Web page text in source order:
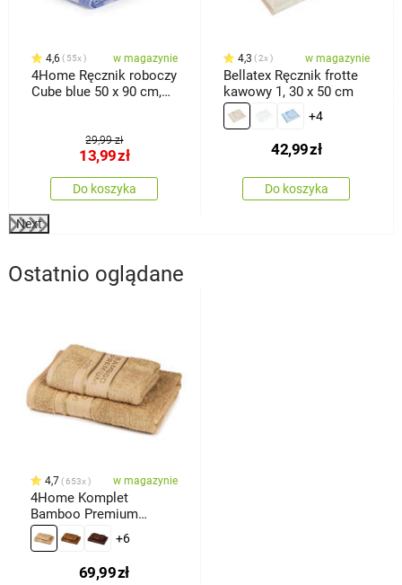
4,6 55x w magazynie
4Home Ręcznik roboczy
Cube blue 50 x 90 cm,
29,99 zł
13,99zł
Do koszyka
4,3 2x w magazynie
Bellatex Ręcznik frotte
kawowy 1, 30 x 50 cm
+4
42,99zł
Do koszyka
Next
Ostatnio oglądane
4,7 653x w magazynie
4Home Komplet
Bamboo Premium
ręczników beżowy, 70 x
140 cm, 50 x 100 cm
+6
69,99zł